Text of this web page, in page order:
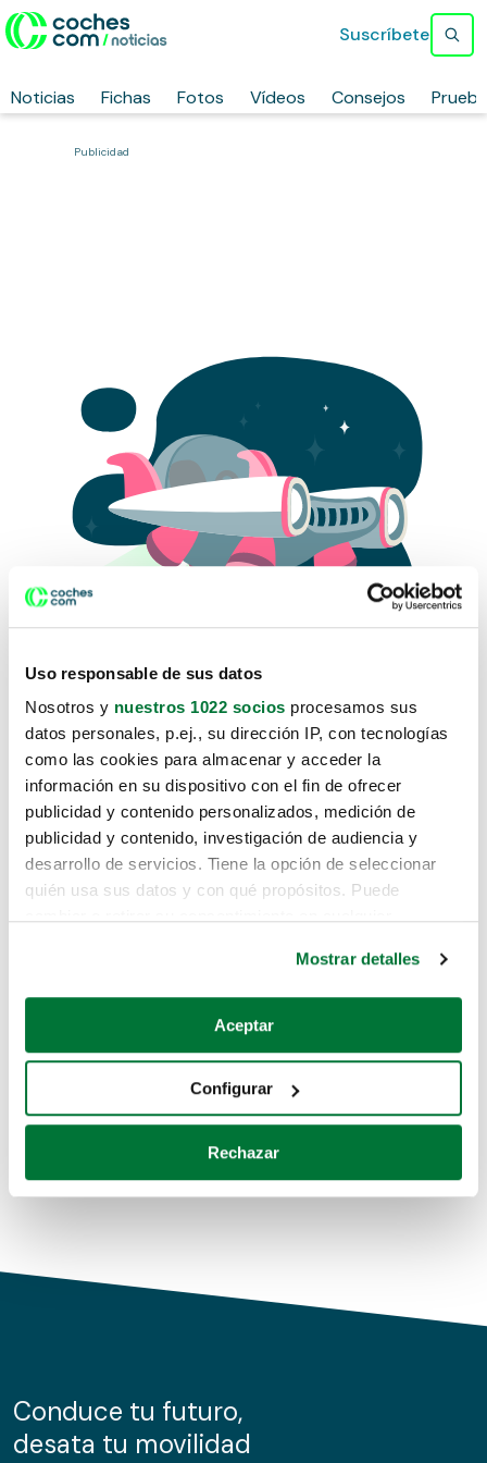
Uso responsable de sus datos
Nosotros y nuestros 1022 socios procesamos sus
datos personales, p.ej., su dirección IP, con tecnologías
como las cookies para almacenar y acceder la
información en su dispositivo con el fin de ofrecer
publicidad y contenido personalizados, medición de
publicidad y contenido, investigación de audiencia y
desarrollo de servicios. Tiene la opción de seleccionar
quién usa sus datos y con qué propósitos. Puede
Si lo permite, también quisiéramos:
Recopilar información sobre su ubicación geográfica
Identificar su dispositivo analizándolo activamente
para buscar características específicas (huellas
Obtenga más información sobre cómo se procesan sus
de cookies.
información sobre el uso que haga del sitio web con
nuestros partners de redes sociales, publicidad y análisis
Mostrar detalles
Aceptar
Configurar
Rechazar
Noticias Fichas Fotos Vídeos Consejos
Suscríbete
Publicidad
Lo sentimos, no sabemos como
te hemos traido hasta aquí.
Pero puedes encontrar el coche que estás
buscando en alguno de estos enlaces:
Coches de segunda mano
Coches de km0
Conduce tu futuro,
desata tu movilidad